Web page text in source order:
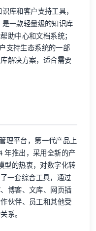
库和客户支持工具，
一款轻量级的知识库
助中心和文档系统；
支持生态系统的一部
解决方案，适合需要
理平台，第一代产品上
年推出，采用全新的产
型的热衷，对数字化转
一套综合工具，通过
博客、文库、网页插
伙伴、员工和其他受
系。